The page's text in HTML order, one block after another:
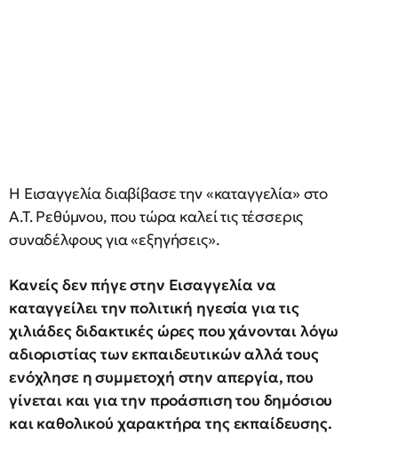
Η Εισαγγελία διαβίβασε την «καταγγελία» στο
Α.Τ. Ρεθύμνου, που τώρα καλεί τις τέσσερις
συναδέλφους για «εξηγήσεις».
Κανείς δεν πήγε στην Εισαγγελία να
καταγγείλει την πολιτική ηγεσία για τις
χιλιάδες διδακτικές ώρες που χάνονται λόγω
αδιοριστίας των εκπαιδευτικών αλλά τους
ενόχλησε η συμμετοχή στην απεργία, που
γίνεται και για την προάσπιση του δημόσιου
και καθολικού χαρακτήρα της εκπαίδευσης.